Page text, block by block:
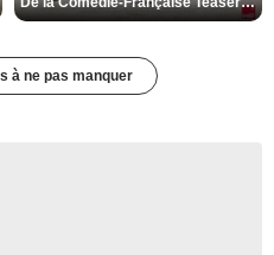
à ne pas manquer